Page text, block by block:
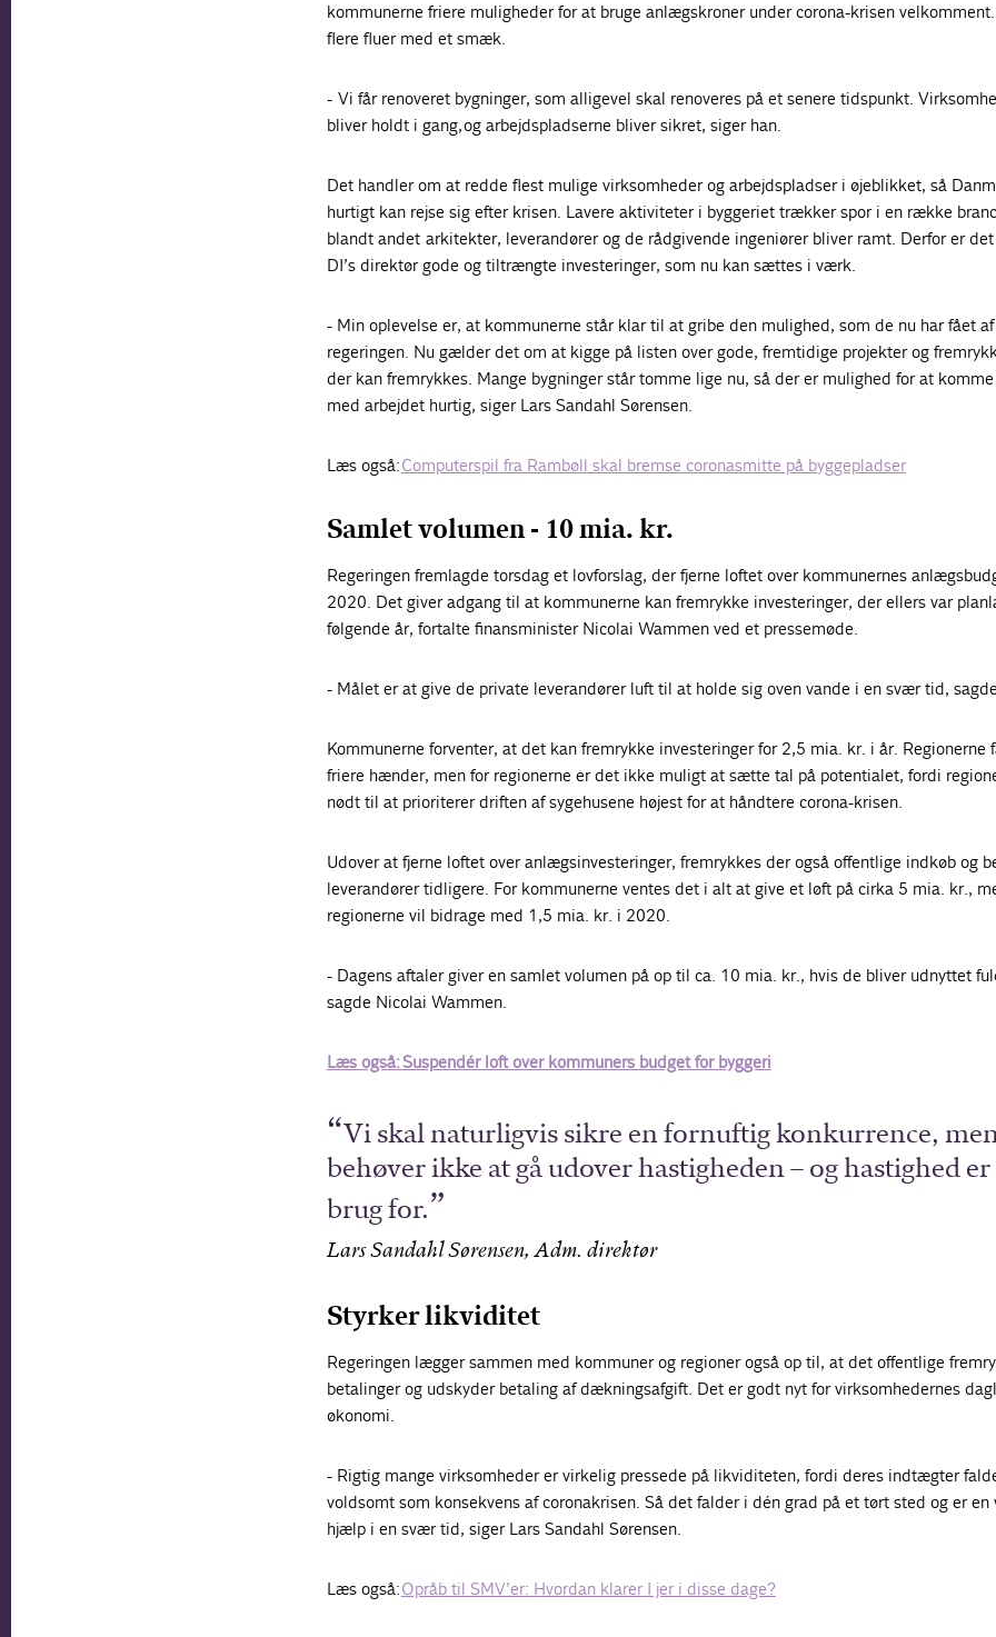
kommunerne friere muligheder for at bruge anlægskroner under corona-krisen
flere fluer med et smæk.
- Vi får renoveret bygninger, som alligevel skal renoveres på et senere tidspunkt.
bliver holdt i gang, og arbejdspladserne bliver sikret, siger han.
Det handler om at redde flest mulige virksomheder og arbejdspladser i øjeblikket, så
hurtigt kan rejse sig efter krisen. Lavere aktiviteter i byggeriet trækker spor i en række
blandt andet arkitekter, leverandører og de rådgivende ingeniører bliver ramt. Derfor er
DI’s direktør gode og tiltrængte investeringer, som nu kan sættes i værk.
- Min oplevelse er, at kommunerne står klar til at gribe den mulighed, som de nu har fået af
regeringen. Nu gælder det om at kigge på listen over gode, fremtidige projekter og
der kan fremrykkes. Mange bygninger står tomme lige nu, så der er mulighed for at
med arbejdet hurtig, siger Lars Sandahl Sørensen.
Læs også:Computerspil fra Rambøll skal bremse coronasmitte på byggepladser
Samlet volumen - 10 mia. kr.
Regeringen fremlagde torsdag et lovforslag, der fjerne loftet over kommunernes
2020. Det giver adgang til at kommunerne kan fremrykke investeringer, der ellers var
følgende år, fortalte finansminister Nicolai Wammen ved et pressemøde.
- Målet er at give de private leverandører luft til at holde sig oven vande i en svær tid,
Kommunerne forventer, at det kan fremrykke investeringer for 2,5 mia. kr. i år. Regionerne
friere hænder, men for regionerne er det ikke muligt at sætte tal på potentialet, fordi
nødt til at prioriterer driften af sygehusene højest for at håndtere corona-krisen.
Udover at fjerne loftet over anlægsinvesteringer, fremrykkes der også offentlige indkøb og
leverandører tidligere. For kommunerne ventes det i alt at give et løft på cirka 5 mia. kr.,
regionerne vil bidrage med 1,5 mia. kr. i 2020.
- Dagens aftaler giver en samlet volumen på op til ca. 10 mia. kr., hvis de bliver udnyttet
sagde Nicolai Wammen.
Læs også: Suspendér loft over kommuners budget for byggeri
Vi skal naturligvis sikre en fornuftig konkurrence,
behøver ikke at gå udover hastigheden – og hastighed
brug for.
Lars Sandahl Sørensen, Adm. direktør
Styrker likviditet
Regeringen lægger sammen med kommuner og regioner også op til, at det offentlige
betalinger og udskyder betaling af dækningsafgift. Det er godt nyt for virksomhedernes
økonomi.
- Rigtig mange virksomheder er virkelig pressede på likviditeten, fordi deres indtægter
voldsomt som konsekvens af coronakrisen. Så det falder i dén grad på et tørt sted og er en
hjælp i en svær tid, siger Lars Sandahl Sørensen.
Læs også:Opråb til SMV’er: Hvordan klarer I jer i disse dage?